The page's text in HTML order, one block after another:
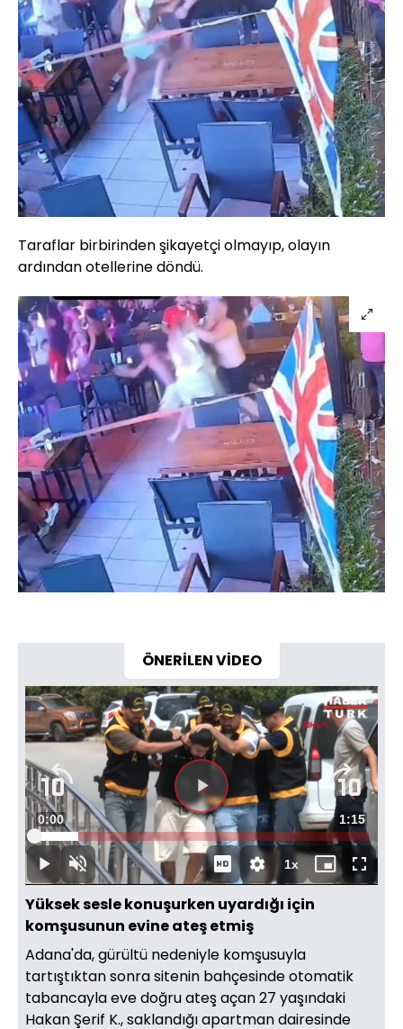
Taraflar birbirinden şikayetçi olmayıp, olayın
ardından otellerine döndü.
ÖNERİLEN VİDEO
Videoyu
Oynat
OynatSesi
Aç
Süre
0:00 Toplam
Süre
1:15
Yüklendi:
13.28%
1xOynatma
Hızı
Mini
oynatıcı
Tam
Ekran
Yüksek sesle konuşurken uyardığı için
komşusunun evine ateş etmiş
Adana'da, gürültü nedeniyle komşusuyla
tartıştıktan sonra sitenin bahçesinde otomatik
tabancayla eve doğru ateş açan 27 yaşındaki
Hakan Şerif K., saklandığı apartman dairesinde